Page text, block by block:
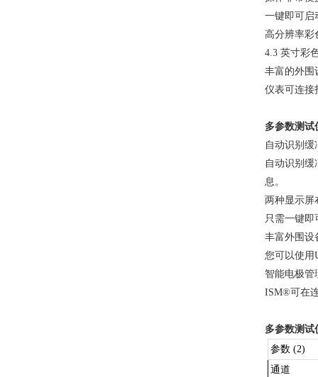
一键即可启
高分辨率彩
4.3 英寸彩
丰富的外围
仪表可连接
多参数测试
自动识别缓
自动识别
息。
两种显示屏
只需一键即
丰富外围设
您可以使用
智能电极管
ISM®可在
多参数测试
参数 (2)
通道